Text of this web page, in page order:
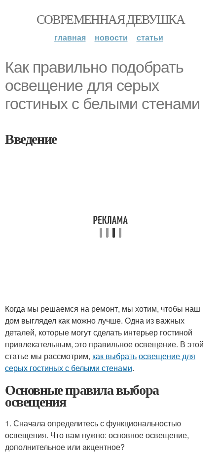
СОВРЕМЕННАЯ ДЕВУШКА
главная новости статьи
Как правильно подобрать
освещение для серых
гостиных с белыми стенами
Введение
Когда мы решаемся на ремонт, мы хотим, чтобы наш
дом выглядел как можно лучше. Одна из важных
деталей, которые могут сделать интерьер гостиной
привлекательным, это правильное освещение. В этой
статье мы рассмотрим, как выбратьосвещение для
серых гостиных с белыми стенами.
Основные правила выбора
освещения
1. Сначала определитесь с функциональностью
освещения. Что вам нужно: основное освещение,
дополнительное или акцентное?